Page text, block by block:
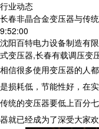
行业动态
长春非晶合金变压器与传
9:52:00
沈阳百特电力设备制造有
式变压器,长春有载调压变
相信很多使用变压器的人
是损耗低，节能性好，在
传统的变压器要低上百分
器就已经成为了深受大家